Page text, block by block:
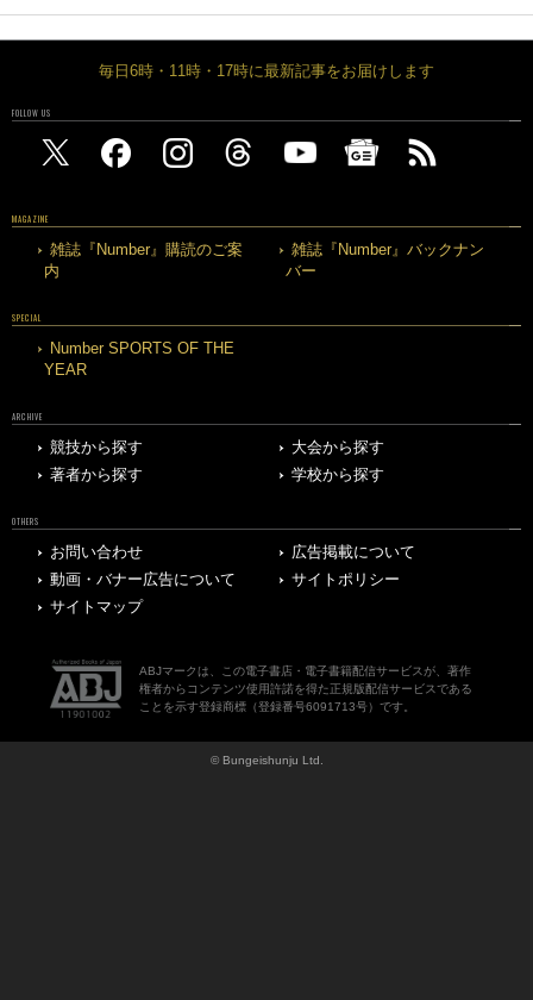
毎日6時・11時・17時に最新記事をお届けします
FOLLOW US
MAGAZINE
雑誌『Number』購読のご案
内
雑誌『Number』バックナン
バー
SPECIAL
Number SPORTS OF THE
YEAR
ARCHIVE
競技から探す
大会から探す
著者から探す
学校から探す
OTHERS
お問い合わせ
広告掲載について
動画・バナー広告について
サイトポリシー
サイトマップ
ABJマークは、この電子書店・電子書籍配信サービスが、著作
権者からコンテンツ使用許諾を得た正規版配信サービスである
ことを示す登録商標（登録番号6091713号）です。
© Bungeishunju Ltd.